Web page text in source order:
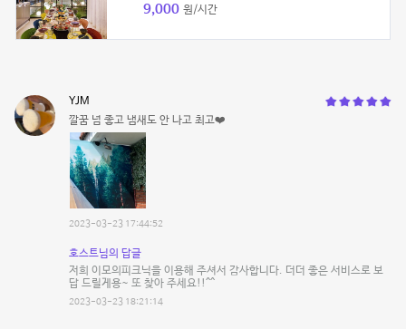
9,000 원/시간
YJM
깔꿈 넘 좋고 냄새도 안 나고 최고❤️
2023-03-23 17:44:52
호스트님의 답글
저희 이모의피크닉을 이용해 주셔서 감사합니다. 더더 좋은 서비스로 보
답 드릴게용~ 또 찾아 주세요!!^^
2023-03-23 18:21:14